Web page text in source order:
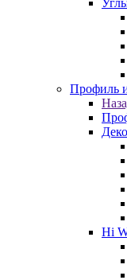
Профиль
Hi